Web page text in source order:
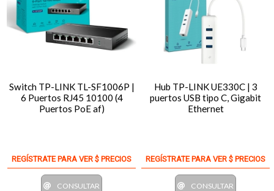
Switch TP-LINK TL-SF1006P |
6 Puertos RJ45 10100 (4
Puertos PoE af)
REGÍSTRATE PARA VER $ PRECIOS
CONSULTAR
Hub TP-LINK UE330C | 3
puertos USB tipo C, Gigabit
Ethernet
REGÍSTRATE PARA VER $ PRECIOS
CONSULTAR